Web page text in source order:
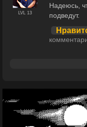
LVL 13
Надеюсь,
подведут.